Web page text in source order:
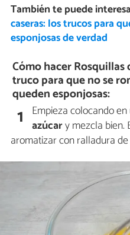
También te puede
caseras: los trucos para
esponjosas de verdad
Cómo hacer
truco para que no se
queden esponjosas:
1 Empieza colocando
azúcary mezcla bien.
aromatizar con ralladura